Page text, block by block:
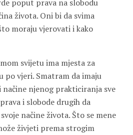
poput prava na slobodu
života. Oni bi da svima
moraju vjerovati i kako
svijetu ima mjesta za
po vjeri. Smatram da imaju
načine njenog prakticiranja sve
i slobode drugih da
načine života. Što se mene
živjeti prema strogim